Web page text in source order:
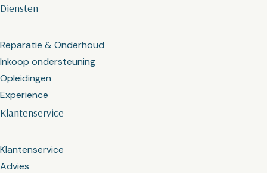
Klantenservice
Klantenservice
Advies
Diensten
Reparatie & Onderhoud
Inkoop ondersteuning
Opleidingen
Experience